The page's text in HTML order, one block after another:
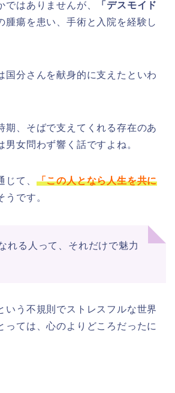
はありませんが、
「デスモイド
腫瘍を患い、手術と入院を経験し
国分さんを献身的に支えたといわ
期、そばで支えてくれる存在のあ
女問わず響く話ですよね。
じて、 「この人となら人生を共に
うです。
れる人って、それだけで魅力
いう不規則でストレスフルな世界
っては、心のよりどころだったに